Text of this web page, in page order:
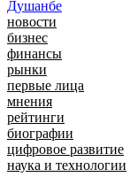
новости
бизнес
финансы
рынки
первые лица
мнения
рейтинги
биографии
цифровое развитие
наука и технологии